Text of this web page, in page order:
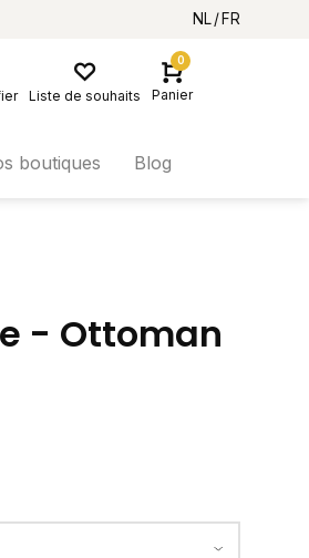
NL FR
Liste de souhaits
0
Panier
boutiques Blog
- Ottoman